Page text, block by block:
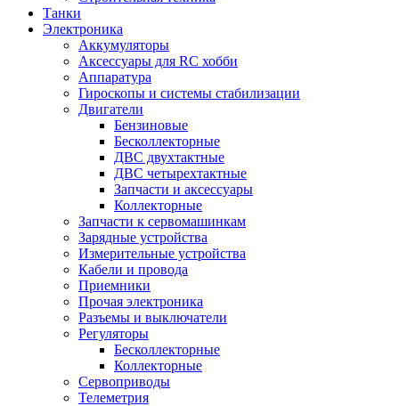
Танки
Электроника
Аккумуляторы
Аксессуары для RC хобби
Аппаратура
Гироскопы и системы стабилизации
Двигатели
Бензиновые
Бесколлекторные
ДВС двухтактные
ДВС четырехтактные
Запчасти и аксессуары
Коллекторные
Запчасти к сервомашинкам
Зарядные устройства
Измерительные устройства
Кабели и провода
Приемники
Прочая электроника
Разъемы и выключатели
Регуляторы
Бесколлекторные
Коллекторные
Сервоприводы
Телеметрия